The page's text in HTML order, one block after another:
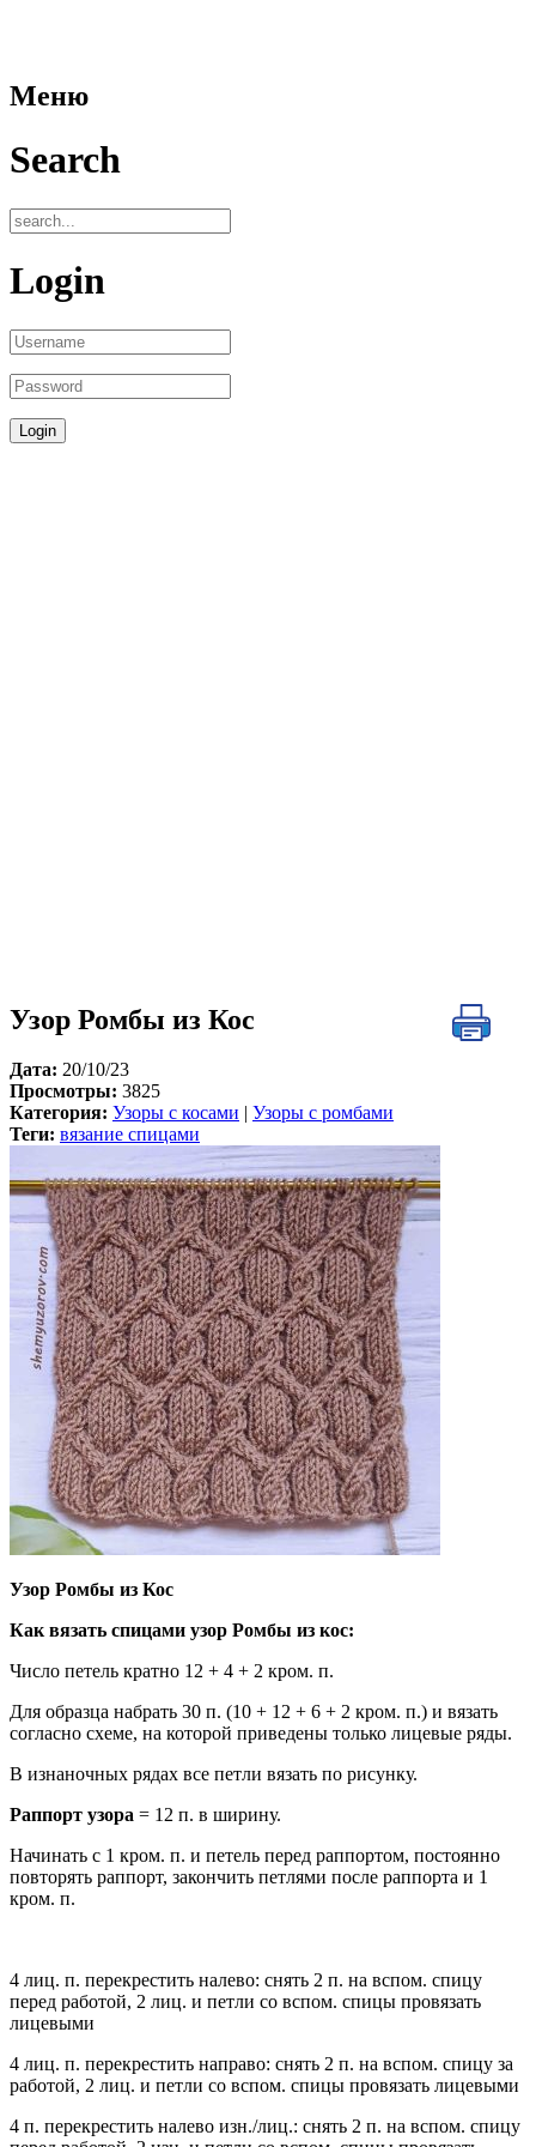
Меню
Search
Login
Узор Ромбы из Кос
Дата: 20/10/23
Просмотры: 3825
Категория: Узоры с косами
Узоры с ромбами
Теги: вязание спицами
Узор Ромбы из Кос
Как вязать спицами узор Ромбы из кос:
Число петель кратно 12 + 4 + 2 кром. п.
Для образца набрать 30 п. (10 + 12 + 6 + 2 кром. п.) и вязать
согласно схеме, на которой приведены только лицевые ряды.
В изнаночных рядах все петли вязать по рисунку.
Раппорт узора = 12 п. в ширину.
Начинать с 1 кром. п. и петель перед раппортом, постоянно
повторять раппорт, закончить петлями после раппорта и 1
кром. п.
4 лиц. п. перекрестить налево: снять 2 п. на вспом. спицу
перед работой, 2 лиц. и петли со вспом. спицы провязать
лицевыми
4 лиц. п. перекрестить направо: снять 2 п. на вспом. спицу за
работой, 2 лиц. и петли со вспом. спицы провязать лицевыми
4 п. перекрестить налево изн./лиц.: снять 2 п. на вспом. спицу